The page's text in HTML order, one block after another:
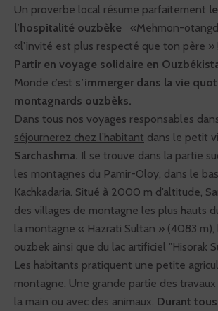
Un proverbe local résume parfaitement
l’hospitalité ouzbèke «Mehmon-
«l’invité est plus respecté que ton père » !
Partir en voyage solidaire en
Monde c’est s’immerger dans la vie
montagnards ouzbèks.
Dans tous nos voyages responsables
séjournerez chez l’habitant dans le petit
Sarchashma. Il se trouve dans la partie
les montagnes du Pamir-Oloy, dans le
Kachkadaria. Situé à 2000 m d’altitude,
des villages de montagne les plus hauts
la montagne « Hazrati Sultan » (4083
ouzbek ainsi que du lac artificiel "Hisorak
Les habitants pratiquent une petite
montagne. Une grande partie des
la main ou avec des animaux. Durant